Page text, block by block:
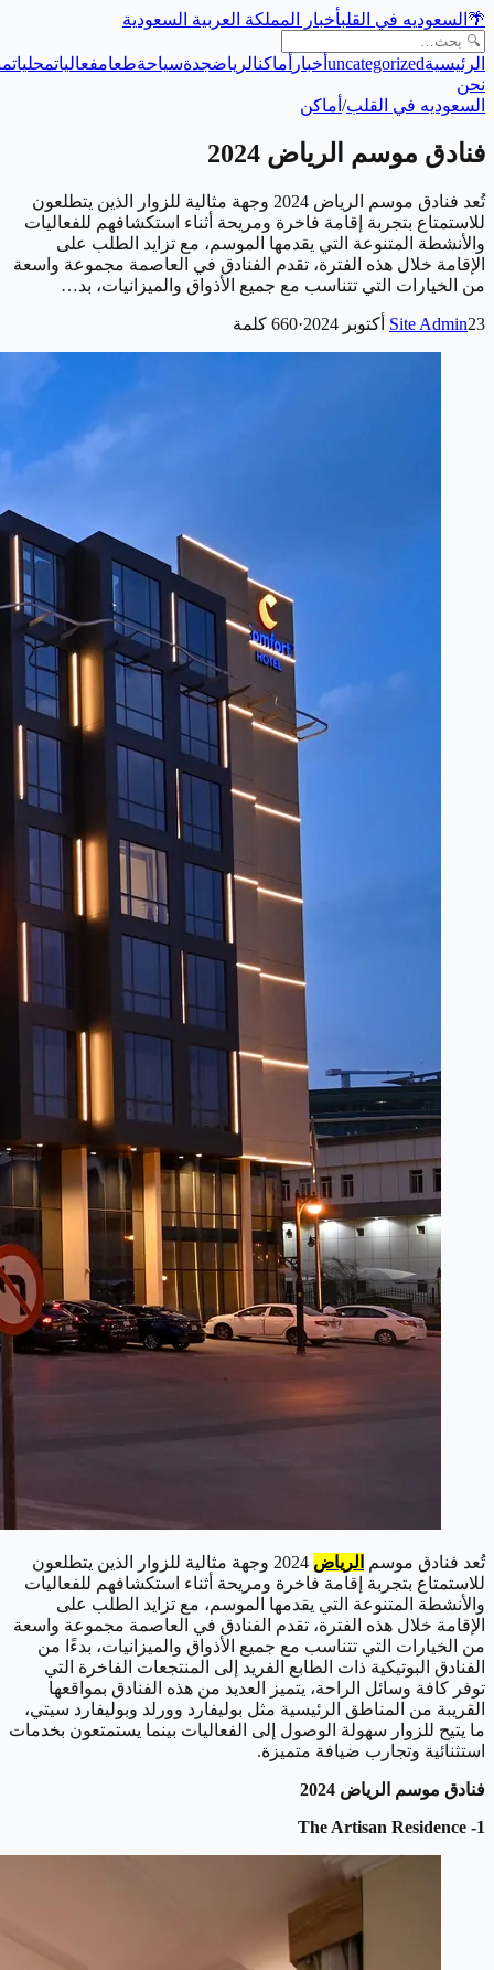
🌴 السعوديه في القلبأخبار المملكة العربية السعودية
الرئيسيةuncategorized أخبار أماكنالرياضجدةسياحةطعامفعالياتمحليات
نحن
السعوديه في القلب/ أماكن
فنادق موسم الرياض 2024
تُعد فنادق موسم الرياض 2024 وجهة مثالية للزوار الذين يتطلعون
للاستمتاع بتجربة إقامة فاخرة ومريحة أثناء استكشافهم للفعاليات
والأنشطة المتنوعة التي يقدمها الموسم، مع تزايد الطلب على
الإقامة خلال هذه الفترة، تقدم الفنادق في العاصمة مجموعة واسعة
من الخيارات التي تتناسب مع جميع الأذواق والميزانيات، بد…
Site Admin23 أكتوبر 2024 ·
660 كلمة
تُعد فنادق موسم الرياض
2024 وجهة مثالية للزوار الذين يتطلعون
للاستمتاع بتجربة إقامة فاخرة ومريحة أثناء استكشافهم للفعاليات
والأنشطة المتنوعة التي يقدمها الموسم، مع تزايد الطلب على
الإقامة خلال هذه الفترة، تقدم الفنادق في العاصمة مجموعة واسعة
من الخيارات التي تتناسب مع جميع الأذواق والميزانيات، بدءًا من
الفنادق البوتيكية ذات الطابع الفريد إلى المنتجعات الفاخرة التي
توفر كافة وسائل الراحة، يتميز العديد من هذه الفنادق بمواقعها
القريبة من المناطق الرئيسية مثل بوليفارد وورلد وبوليفارد سيتي،
ما يتيح للزوار سهولة الوصول إلى الفعاليات بينما يستمتعون بخدمات
استثنائية وتجارب ضيافة متميزة.
فنادق موسم الرياض 2024
1- The Artisan Residence